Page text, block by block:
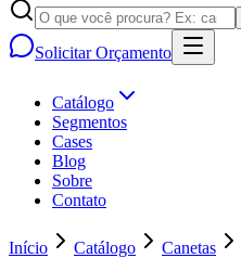
Solicitar Orçamento
Catálogo
Segmentos
Cases
Blog
Sobre
Contato
Início Catálogo Canetas